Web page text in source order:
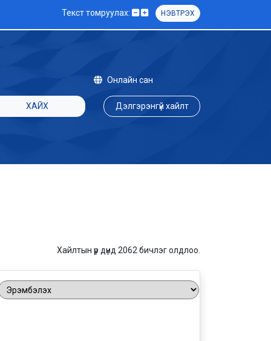
Текст томруулах: НЭВТРЭХ
Онлайн сан
ХАЙХ Дэлгэрэнгүй хайлт
Хайлтын үр дүнд 2062 бичлэг олдлоо.